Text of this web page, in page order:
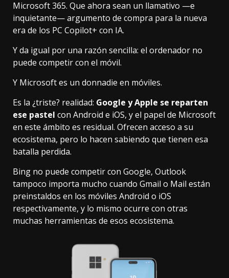
Microsoft 365. Que ahora sean un llamativo —e
inquietante— argumento de compra para la nueva
era de los PC Copilot+ con IA.
Y da igual por una razón sencilla: el ordenador no
puede competir con el móvil.
Y Microsoft es un donnadie en móviles.
Es la ¿triste? realidad: Google y Apple se reparten
ese pastel con Android e iOS, y el papel de Microsoft
en este ámbito es residual. Ofrecen acceso a su
ecosistema, pero lo hacen sabiendo que tienen esa
batalla perdida.
Bing no puede competir con Google, Outlook
tampoco importa mucho cuando Gmail o Mail están
preinstaldos en los móviles Android o iOS
respectivamente, y lo mismo ocurre con otras
muchas herramientas de esos ecosistema.